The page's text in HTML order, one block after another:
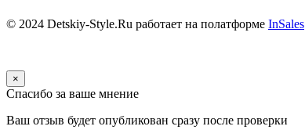
© 2024 Detskiy-Style.Ru работает на полатформе InSales
×
Спасибо за ваше мнение
Ваш отзыв будет опубликован сразу после проверки